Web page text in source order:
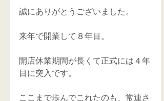
誠にありがとうございました。
来年で開業して８年目。
開店休業期間が長くて正式には４年
目に突入です。
ここまで歩んでこれたのも、常連さ